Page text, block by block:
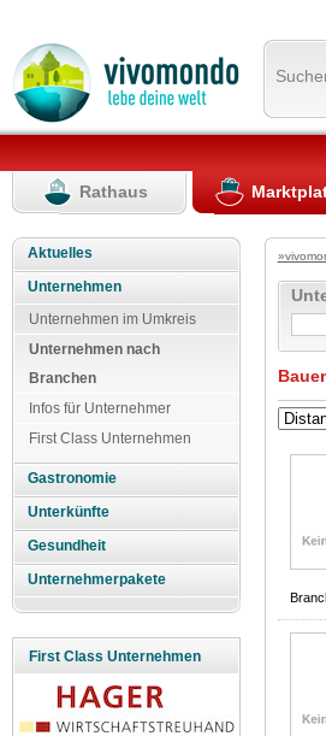
Rathaus
Aktuelles
Unternehmen
Unternehmen im Umkreis
Unternehmen nach
Branchen
Infos für Unternehmer
First Class Unternehmen
Gastronomie
Unterkünfte
Gesundheit
Unternehmerpakete
First Class Unternehmen